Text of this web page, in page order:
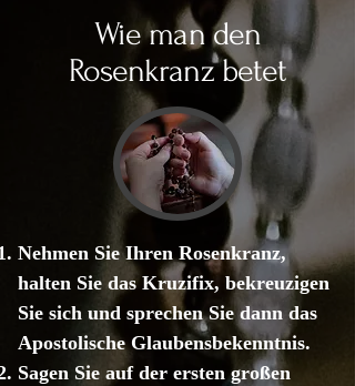
Wie man den
Rosenkranz betet
Nehmen Sie Ihren Rosenkranz,
halten Sie das Kruzifix, bekreuzigen
Sie sich und sprechen Sie dann das
Apostolische Glaubensbekenntnis.
Sagen Sie auf der ersten großen